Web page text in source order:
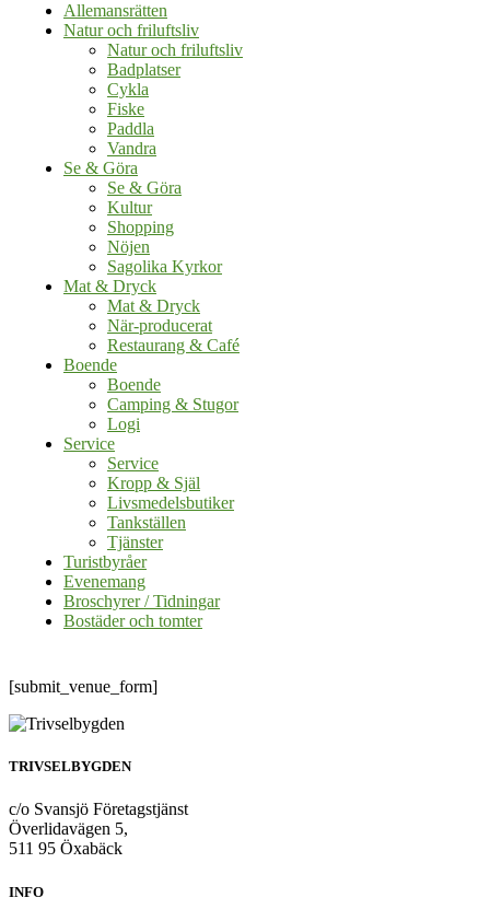
Allemansrätten
Natur och friluftsliv
Natur och friluftsliv
Badplatser
Cykla
Fiske
Paddla
Vandra
Se & Göra
Se & Göra
Kultur
Shopping
Nöjen
Sagolika Kyrkor
Mat & Dryck
Mat & Dryck
När-producerat
Restaurang & Café
Boende
Boende
Camping & Stugor
Logi
Service
Service
Kropp & Själ
Livsmedelsbutiker
Tankställen
Tjänster
Turistbyråer
Evenemang
Broschyrer / Tidningar
Bostäder och tomter
[submit_venue_form]
TRIVSELBYGDEN
c/o Svansjö Företagstjänst
Överlidavägen 5,
511 95 Öxabäck
INFO